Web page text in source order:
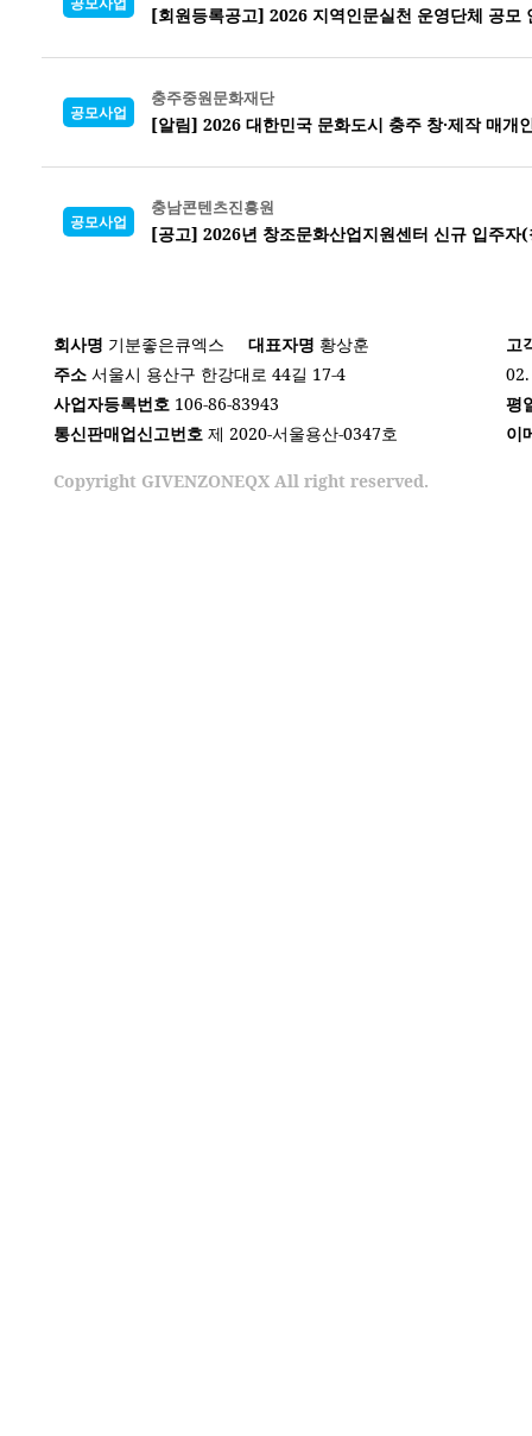
[회원등록공고] 2026 지역인문실천 운영단체 공모
공모사업
충주중원문화재단
[알림] 2026 대한민국 문화도시 충주 창·제작 매개
공모사업
충남콘텐츠진흥원
[공고] 2026년 창조문화산업지원센터 신규 입주자
회사명 기분좋은큐엑스 대표자명 황상훈
주소 서울시 용산구 한강대로 44길 17-4
사업자등록번호 106-86-83943
통신판매업신고번호 제 2020-서울용산-0347호
Copyright GIVENZONEQX All right reserved.
고
평
이